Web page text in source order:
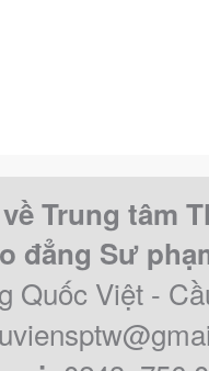
Trung tâm
đẳng Sư
Quốc Việt -